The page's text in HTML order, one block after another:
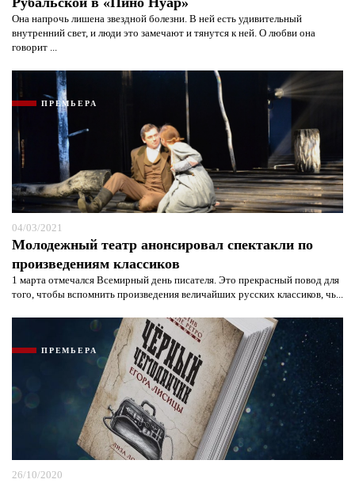
Она напрочь лишена звездной болезни. В ней есть удивительный
внутренний свет, и люди это замечают и тянутся к ней. О любви она
говорит ...
ПРЕМЬЕРА
04/03/2021
Молодежный театр анонсировал спектакли по
произведениям классиков
1 марта отмечался Всемирный день писателя. Это прекрасный повод для
того, чтобы вспомнить произведения величайших русских классиков, чь...
ПРЕМЬЕРА
26/10/2020